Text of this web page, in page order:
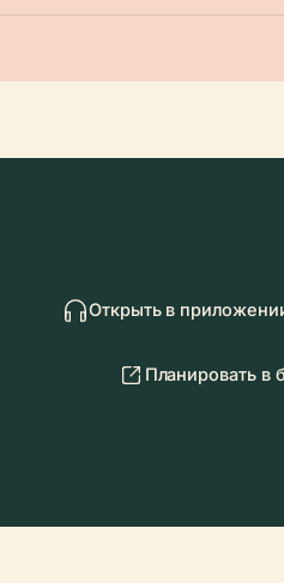
Открыть в
Планировать в